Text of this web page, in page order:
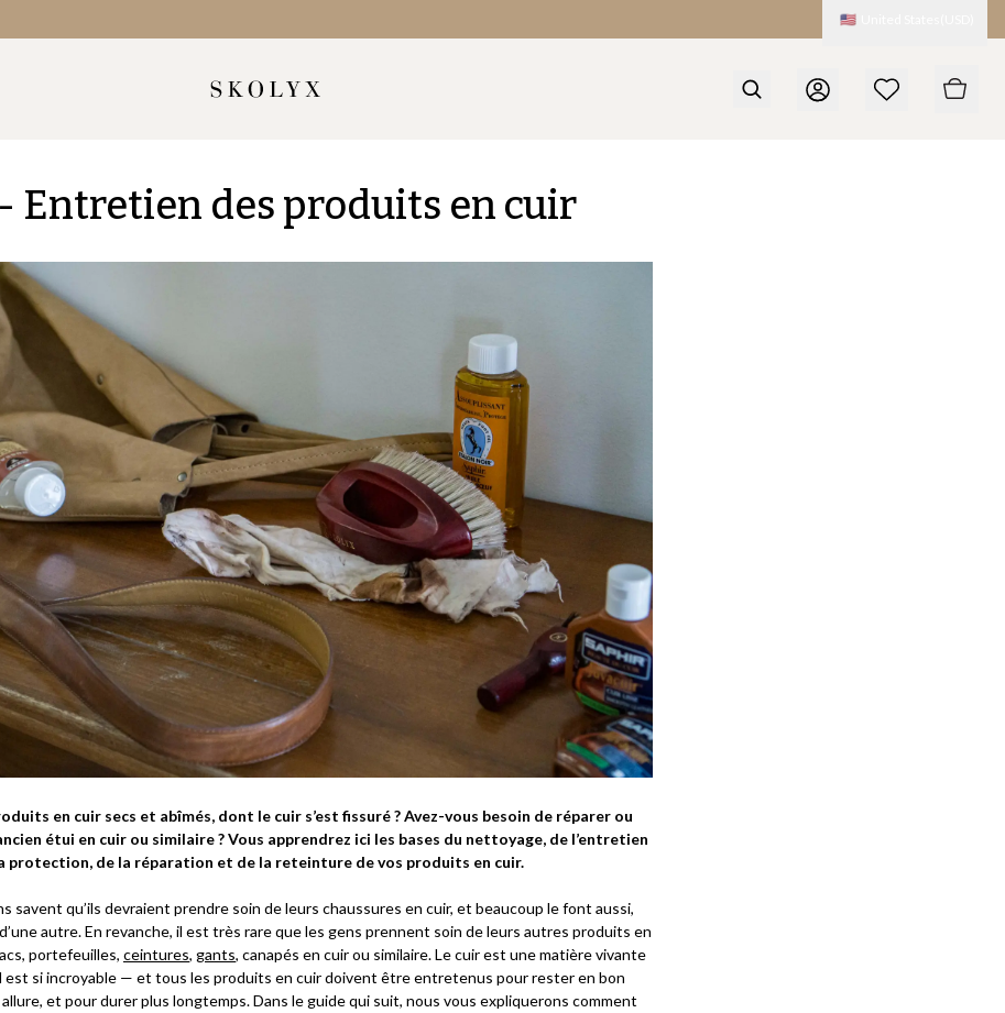
🇺🇸
Entretien des produits en cuir
en cuir secs et abîmés, dont le cuir s’est fissuré ? Avez-vous besoin de réparer ou
étui en cuir ou similaire ? Vous apprendrez ici les bases du nettoyage, de l’entretien
protection, de la réparation et de la reteinture de vos produits en cuir.
savent qu’ils devraient prendre soin de leurs chaussures en cuir, et beaucoup le font aussi,
autre. En revanche, il est très rare que les gens prennent soin de leurs autres produits en
portefeuilles, ceintures, gants, canapés en cuir ou similaire. Le cuir est une matière vivante
est si incroyable — et tous les produits en cuir doivent être entretenus pour rester en bon
et pour durer plus longtemps. Dans le guide qui suit, nous vous expliquerons comment